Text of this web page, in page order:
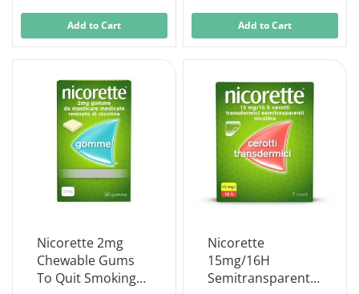
Add to Cart Add to Cart
Nicorette 2mg
Chewable Gums
To Quit Smoking
Nicorette
15mg/16H
Semitransparent